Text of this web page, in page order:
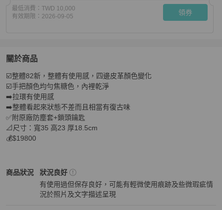
最低消費： TWD 10,000
有效期限： 2026-09-05 領券
關於商品
關於Louis Vuitton 老花Speedy 35cm📣超值商品
☑️整體82新，整體有使用感，四邊皮革顏色變化
☑️手把顏色均勻焦糖色，內裡乾淨
➡️拉環有使用感
➡️整體看起來狀態不差而且相當有復古味
✅附原廠防塵套+鎖頭鑰匙
📐尺寸：寬35 高23 厚18.5cm
💰$19800
商品狀況
Louis Vuitton女包商品狀態與細節
狀況良好
有使用過但保存良好，可能有輕微使用痕跡及些微瑕疵情
況於照片及文字描述呈現